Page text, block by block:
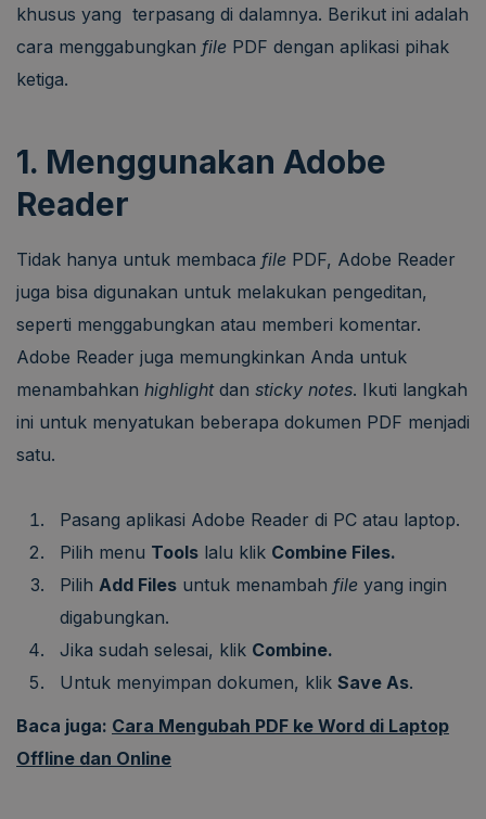
khusus yang terpasang di dalamnya. Berikut ini adalah
cara menggabungkan file PDF dengan aplikasi pihak
ketiga.
1. Menggunakan Adobe
Reader
Tidak hanya untuk membaca file PDF, Adobe Reader
juga bisa digunakan untuk melakukan pengeditan,
seperti menggabungkan atau memberi komentar.
Adobe Reader juga memungkinkan Anda untuk
menambahkan highlightdan sticky notes. Ikuti langkah
ini untuk menyatukan beberapa dokumen PDF menjadi
satu.
Pasang aplikasi Adobe Reader di PC atau laptop.
Pilih menu Tools lalu klik Combine Files.
Pilih Add Files untuk menambah file yang ingin
digabungkan.
Jika sudah selesai, klik Combine.
Untuk menyimpan dokumen, klik Save As.
Baca juga: Cara Mengubah PDF ke Word di Laptop
Offline dan Online